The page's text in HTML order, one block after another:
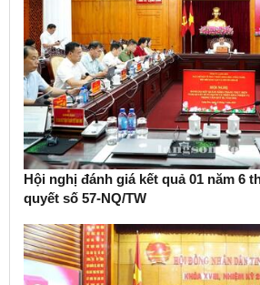
Hội nghị đánh giá kết quả 01 năm 6
quyết số 57-NQ/TW